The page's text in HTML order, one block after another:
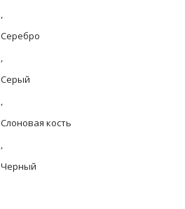
,
Серебро
,
Серый
,
Слоновая кость
,
Черный